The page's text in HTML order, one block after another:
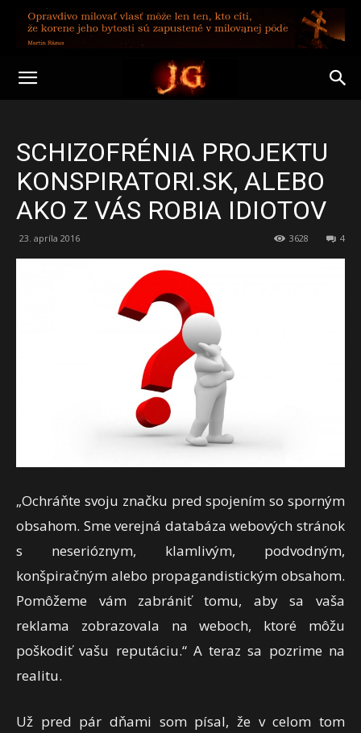
SCHIZOFRÉNIA PROJEKTU
KONSPIRATORI.SK, ALEBO
AKO Z VÁS ROBIA IDIOTOV
23. apríla 2016 4
3628
„Ochráňte svoju značku pred spojením so sporným
obsahom. Sme verejná databáza webových stránok
s neserióznym, klamlivým, podvodným,
konšpiračným alebo propagandistickým obsahom.
Pomôžeme vám zabrániť tomu, aby sa vaša
reklama zobrazovala na weboch, ktoré môžu
poškodiť vašu reputáciu.“ A teraz sa pozrime na
realitu.
Už pred pár dňami som písal, že v celom tom